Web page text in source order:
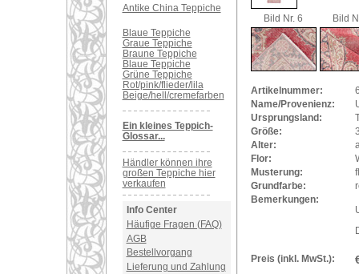
Antike China Teppiche
Blaue Teppiche
Graue Teppiche
Braune Teppiche
Blaue Teppiche
Grüne Teppiche
Rot/pink/flieder/lila
Beige/hell/cremefarben
Ein kleines Teppich-
Glossar...
Händler können ihre
großen Teppiche hier
verkaufen
Info Center
Häufige Fragen (FAQ)
AGB
Bestellvorgang
Lieferung und Zahlung
Bild Nr. 6 Bild
Artikelnummer:
Name/Provenienz:
Ursprungsland:
Größe:
Alter:
Flor:
Musterung:
Grundfarbe:
Bemerkungen:
Preis (inkl. MwSt.):